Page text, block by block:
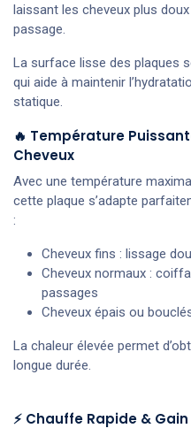
laissant les cheveux plus
passage.
La surface lisse des plaques
qui aide à maintenir
statique.
🔥 Température
Cheveux
Avec une température
cette plaque s’adapte
:
Cheveux fins : lissage
Cheveux normaux :
passages
Cheveux épais ou
La chaleur élevée permet
longue durée.
⚡ Chauffe Rapide &